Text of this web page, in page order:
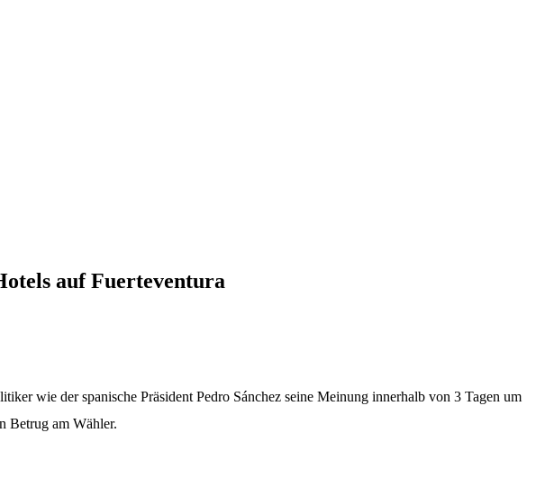
auf Fuerteventura
wie der spanische Präsident Pedro Sánchez seine Meinung innerhalb von 3 Tagen um
Betrug am Wähler.